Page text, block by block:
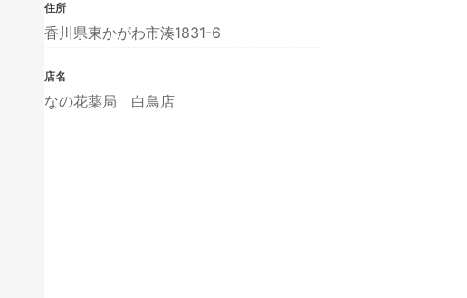
住所
香川県東かがわ市湊1831-6
店名
なの花薬局 白鳥店